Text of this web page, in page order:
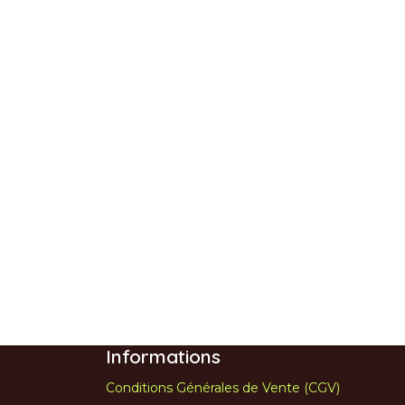
Informations
Conditions Générales de Vente (CGV)